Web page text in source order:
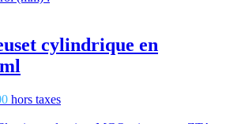
cylindrique en
hors taxes